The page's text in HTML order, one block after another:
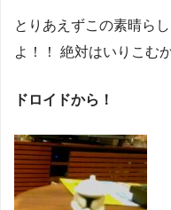
とりあえずこの素晴ら
よ！！ 絶対はいりこむ
ドロイドから！